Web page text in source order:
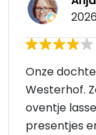
Onze
Westerhof.
oventje
presentjes